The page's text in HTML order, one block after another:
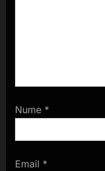
Nume *
Email *